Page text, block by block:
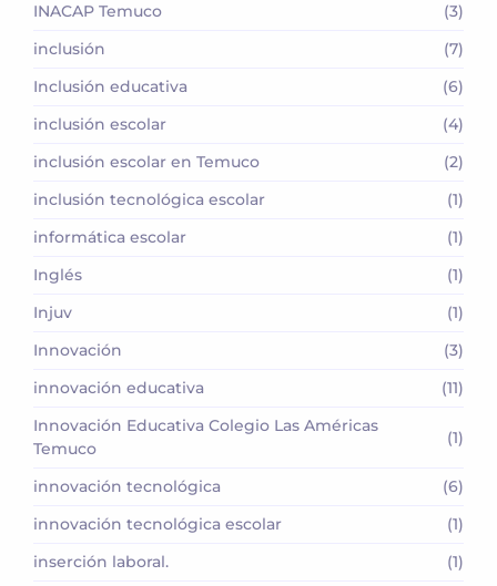
INACAP Temuco
(3)
inclusión
(7)
Inclusión educativa
(6)
inclusión escolar
(4)
inclusión escolar en Temuco
(2)
inclusión tecnológica escolar
(1)
informática escolar
(1)
Inglés
(1)
Injuv
(1)
Innovación
(3)
innovación educativa
(11)
Innovación Educativa Colegio Las Américas
Temuco
(1)
innovación tecnológica
(6)
innovación tecnológica escolar
(1)
inserción laboral.
(1)